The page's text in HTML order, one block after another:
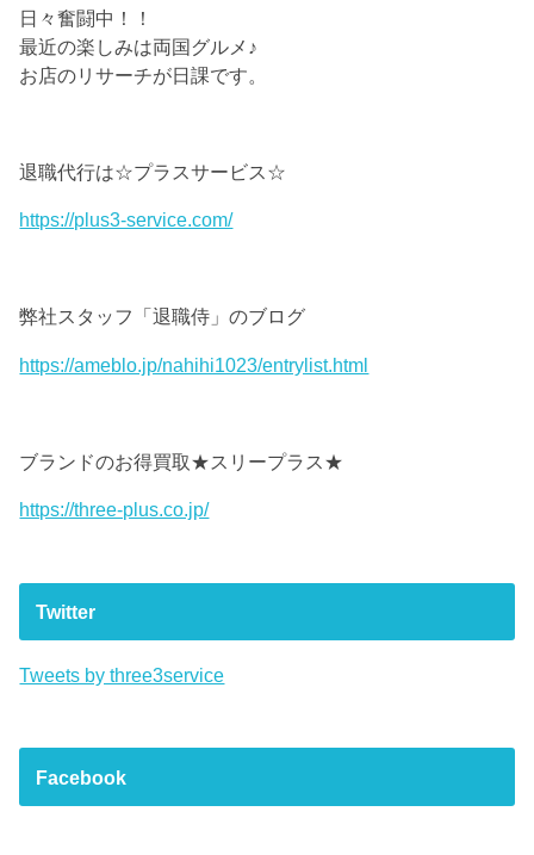
日々奮闘中！！
最近の楽しみは両国グルメ♪
お店のリサーチが日課です。
退職代行は☆プラスサービス☆
https://plus3-service.com/
弊社スタッフ「退職侍」のブログ
https://ameblo.jp/nahihi1023/entrylist.html
ブランドのお得買取★スリープラス★
https://three-plus.co.jp/
Twitter
Tweets by three3service
Facebook